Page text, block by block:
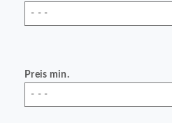
- - -
Preis min.
- - -